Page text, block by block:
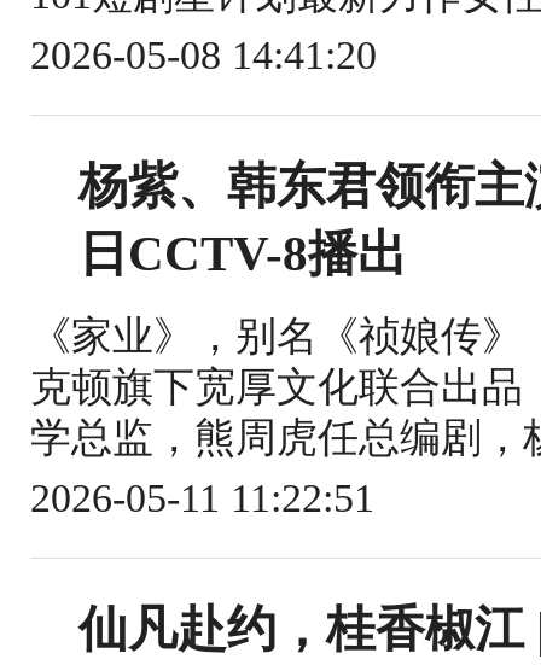
2026-05-08 14:41:20
杨紫、韩东君领衔
日CCTV-8播出
《家业》，别名《祯娘传
克顿旗下宽厚文化联合出
学总监，熊周虎任总编剧
2026-05-11 11:22:51
仙凡赴约，桂香椒